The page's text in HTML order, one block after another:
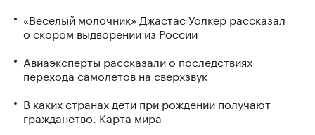
«Веселый молочник» Джастас Уолкер рассказал
о скором выдворении из России
Авиаэксперты рассказали о последствиях
перехода самолетов на сверхзвук
В каких странах дети при рождении получают
гражданство. Карта мира